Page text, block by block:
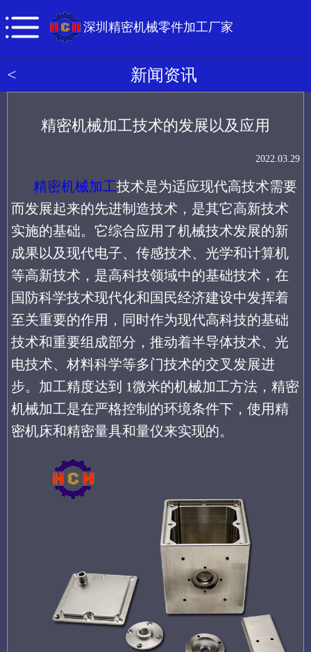
深圳精密机械零件加工厂家
< 新闻资讯
精密机械加工技术的发展以及应用
2022.03.29
精密机械加工技术是为适应现代高技术需要
而发展起来的先进制造技术，是其它高新技术
实施的基础。它综合应用了机械技术发展的新
成果以及现代电子、传感技术、光学和计算机
等高新技术，是高科技领域中的基础技术，在
国防科学技术现代化和国民经济建设中发挥着
至关重要的作用，同时作为现代高科技的基础
技术和重要组成部分，推动着半导体技术、光
电技术、材料科学等多门技术的交叉发展进
步。加工精度达到 1微米的机械加工方法，精密
机械加工是在严格控制的环境条件下，使用精
密机床和精密量具和量仪来实现的。